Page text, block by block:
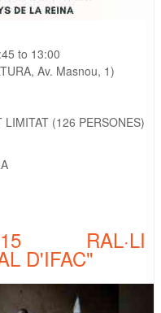
to 13:00
Av. Masnou, 1)
LIMITAT (126 PERSONES)
RAL·LI
D'IFAC"